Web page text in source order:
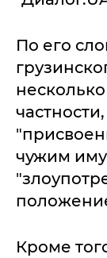
По его
чужим
Кроме